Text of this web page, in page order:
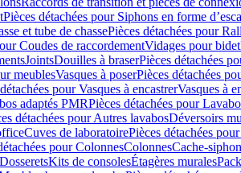
Pièces détachées pour Siphons en forme
et tube de chassePièces détachées pour
Coudes de raccordementVidages pour bidet
JointsDouilles à braserPièces détachées
meublesVasques à poserPièces détachées
pour Vasques à encastrerVasques à
adaptés PMRPièces détachées pour
détachées pour Autres lavabosDéversoirs
Cuves de laboratoirePièces détachées
pour ColonnesColonnesCache-
DosseretsKits de consolesÉtagères murales